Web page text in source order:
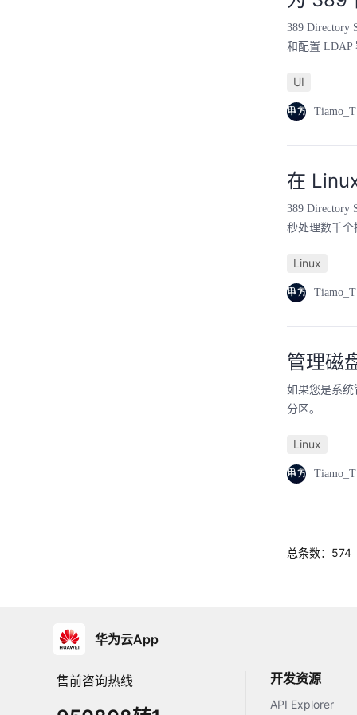
389 Directory
和配置 LDAP
UI
Tiamo_T
在
389 Directory
秒处理数千个
Linux
Tiamo_T
管理磁
如果您是系统
分区。
Linux
Tiamo_T
总条数：574
华为云App
售前咨询热线 开发资源
API Explorer